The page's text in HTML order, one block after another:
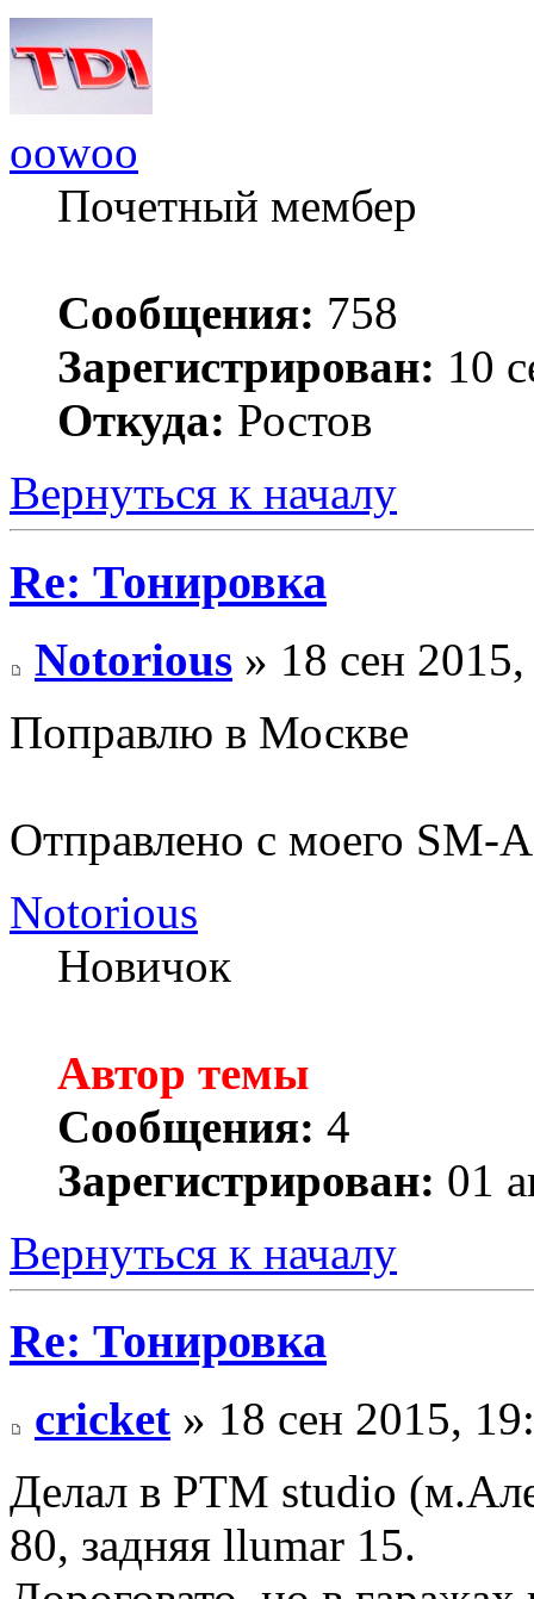
oowoo
Почетный мембер
Сообщения: 758
Зарегистрирован: 10
Откуда: Ростов
Вернуться к началу
Re: Тонировка
Notorious » 18 сен
Поправлю в Москве
Отправлено с моего SM-
Notorious
Новичок
Автор темы
Сообщения: 4
Зарегистрирован: 01
Вернуться к началу
Re: Тонировка
cricket » 18 сен 2015,
Делал в PTM studio
80, задняя llumar 15.